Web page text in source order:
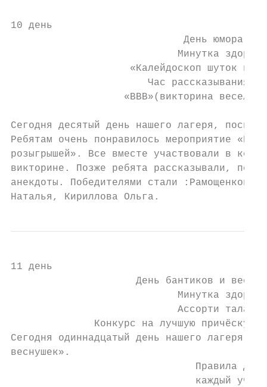
10 день
                             День юмора
Минутка
«Калейдоскоп шуток и
Час рассказывания
«ВВВ»(викторина веселых
Сегодня десятый день нашего лагеря,
Ребятам очень понравилось мероприятие
розыгрышей». Все вместе участвовали в
викторине. Позже ребята рассказывали,
анекдоты. Победителями стали :Рамощенков
Наталья, Кириллова Ольга.
11 день
День бантиков и
Минутка
Ассорти
Конкурс на лучшую
Сегодня одиннадцатый день нашего лагеря -
веснушек».
Правила дня
каждый